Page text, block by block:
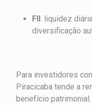
FII: liquidez
diversificação
Para investidores
Piracicaba tende a
benefício